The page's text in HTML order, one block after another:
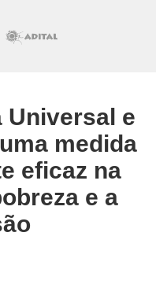
Universal e
medida
eficaz na
e a